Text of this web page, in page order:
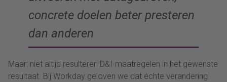
concrete doelen beter presteren
dan anderen
Maar: niet altijd resulteren D&I-maatregelen in het gewenste
resultaat. Bij Workday geloven we dat échte verandering